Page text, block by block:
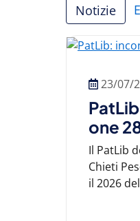
Notizie
23/07/
one
Il PatLib
Chieti
il 2026